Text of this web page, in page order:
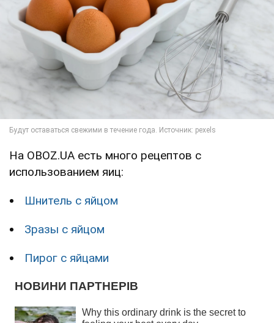
На OBOZ.UA есть много рецептов с
использованием яиц:
Шнитель с яйцом
Зразы с яйцом
Пирог с яйцами